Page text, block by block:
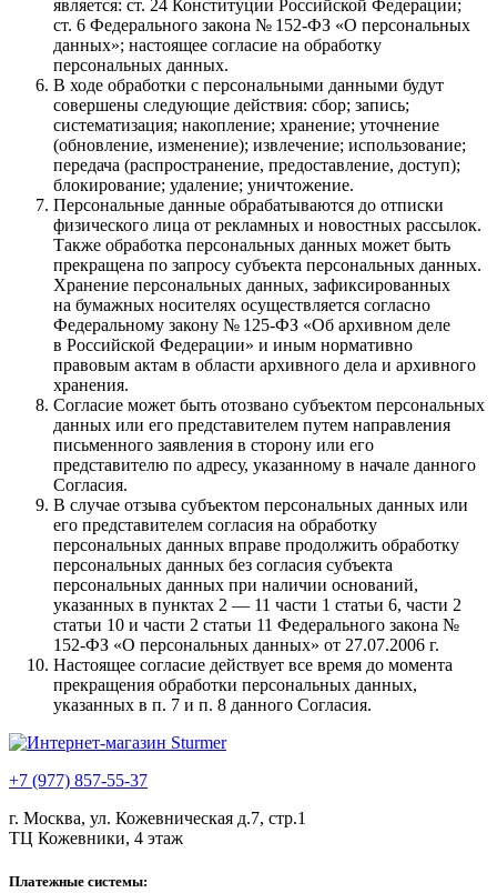
является: ст. 24 Конституции Российской Федерации;
ст. 6 Федерального закона № 152-ФЗ «О персональных
данных»; настоящее согласие на обработку
персональных данных.
В ходе обработки с персональными данными будут
совершены следующие действия: сбор; запись;
систематизация; накопление; хранение; уточнение
(обновление, изменение); извлечение; использование;
передача (распространение, предоставление, доступ);
блокирование; удаление; уничтожение.
Персональные данные обрабатываются до отписки
физического лица от рекламных и новостных рассылок.
Также обработка персональных данных может быть
прекращена по запросу субъекта персональных данных.
Хранение персональных данных, зафиксированных
на бумажных носителях осуществляется согласно
Федеральному закону № 125-ФЗ «Об архивном деле
в Российской Федерации» и иным нормативно
правовым актам в области архивного дела и архивного
хранения.
Согласие может быть отозвано субъектом персональных
данных или его представителем путем направления
письменного заявления в сторону или его
представителю по адресу, указанному в начале данного
Согласия.
В случае отзыва субъектом персональных данных или
его представителем согласия на обработку
персональных данных вправе продолжить обработку
персональных данных без согласия субъекта
персональных данных при наличии оснований,
указанных в пунктах 2 — 11 части 1 статьи 6, части 2
статьи 10 и части 2 статьи 11 Федерального закона №
152-ФЗ «О персональных данных» от 27.07.2006 г.
Настоящее согласие действует все время до момента
прекращения обработки персональных данных,
указанных в п. 7 и п. 8 данного Согласия.
+7 (977) 857-55-37
г. Москва, ул. Кожевническая д.7, стр.1
ТЦ Кожевники, 4 этаж
Платежные системы: